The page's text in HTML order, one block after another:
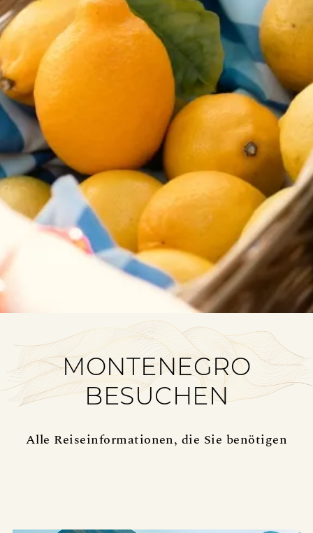
MONTENEGRO
BESUCHEN
Alle Reiseinformationen, die Sie benötigen